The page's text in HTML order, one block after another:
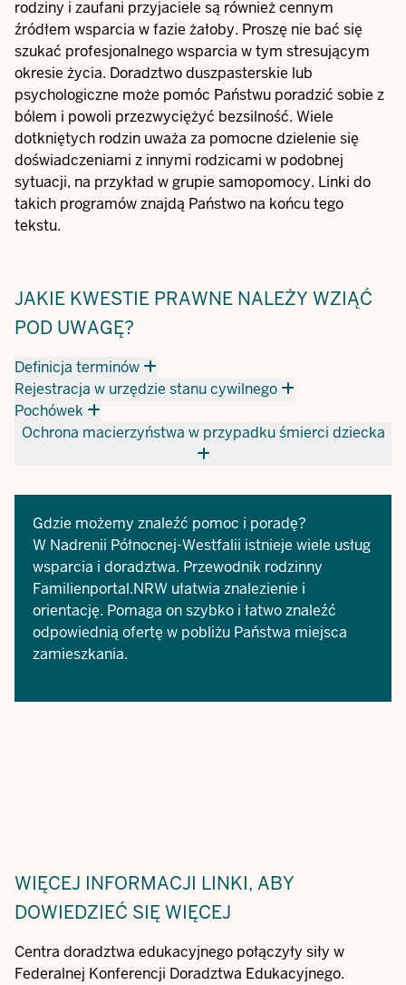
rodziny i zaufani przyjaciele są również cennym
źródłem wsparcia w fazie żałoby. Proszę nie bać się
szukać profesjonalnego wsparcia w tym stresującym
okresie życia. Doradztwo duszpasterskie lub
psychologiczne może pomóc Państwu poradzić sobie z
bólem i powoli przezwyciężyć bezsilność. Wiele
dotkniętych rodzin uważa za pomocne dzielenie się
doświadczeniami z innymi rodzicami w podobnej
sytuacji, na przykład w grupie samopomocy. Linki do
takich programów znajdą Państwo na końcu tego
tekstu.
JAKIE KWESTIE PRAWNE NALEŻY WZIĄĆ
POD UWAGĘ?
Definicja terminów
Rejestracja w urzędzie stanu cywilnego
Pochówek
Ochrona macierzyństwa w przypadku śmierci dziecka
Gdzie możemy znaleźć pomoc i poradę?
W Nadrenii Północnej-Westfalii istnieje wiele usług
wsparcia i doradztwa. Przewodnik rodzinny
Familienportal.NRW ułatwia znalezienie i
orientację. Pomaga on szybko i łatwo znaleźć
odpowiednią ofertę w pobliżu Państwa miejsca
zamieszkania.
WIĘCEJ INFORMACJI LINKI, ABY
DOWIEDZIEĆ SIĘ WIĘCEJ
Centra doradztwa edukacyjnego połączyły siły w
Federalnej Konferencji Doradztwa Edukacyjnego.